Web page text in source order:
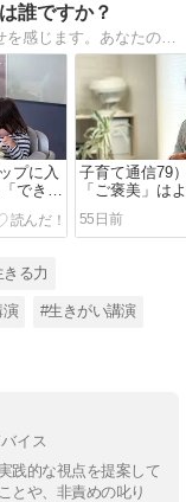
誰ですか？
人は、大切な人に喜んでもらうことで幸せを感じます。あなたの大切な人は誰ですか？ あなたは誰の愛を受け取っていますか？
プに入
できて
ける子
子育て通信79
「ご褒美」は
55日前
きる力
演 #生きがい講演
イス
践的な視点を提案して
とや、非責めの叱り